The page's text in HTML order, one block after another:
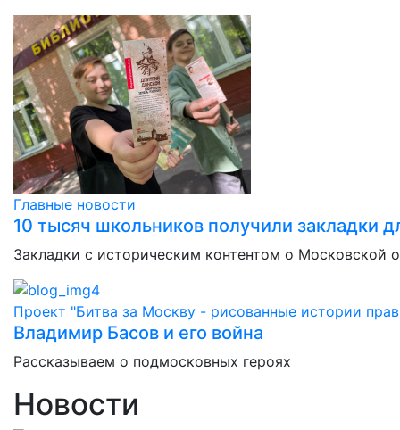
Главные новости
10 тысяч школьников получили закладки
Закладки с историческим контентом о
Проект "Битва за Москву - рисованные истории
Владимир Басов и его война
Рассказываем о подмосковных героях
Новости